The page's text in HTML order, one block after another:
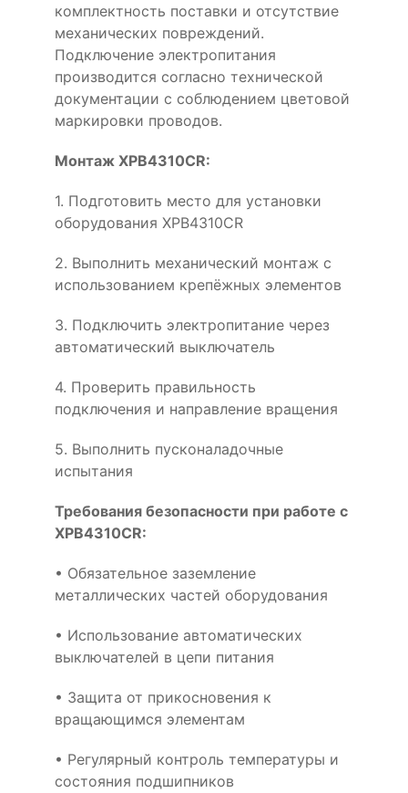
комплектность поставки и отсутствие
механических повреждений.
Подключение электропитания
производится согласно технической
документации с соблюдением цветовой
маркировки проводов.
Монтаж XPB4310CR:
1. Подготовить место для установки
оборудования XPB4310CR
2. Выполнить механический монтаж с
использованием крепёжных элементов
3. Подключить электропитание через
автоматический выключатель
4. Проверить правильность
подключения и направление вращения
5. Выполнить пусконаладочные
испытания
Требования безопасности при работе с
XPB4310CR:
• Обязательное заземление
металлических частей оборудования
• Использование автоматических
выключателей в цепи питания
• Защита от прикосновения к
вращающимся элементам
• Регулярный контроль температуры и
состояния подшипников